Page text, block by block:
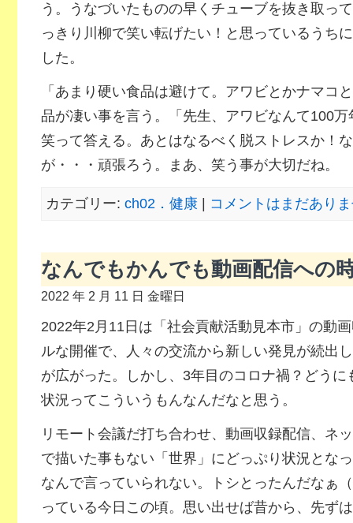
う。うなづいたものの早くチューブを抜き取っ
っきり川柳で笑い転げたい！と思っているうち
した。
「あまり硬い食品は避けて。アワビとかナマコ
品が凄い事を言う。「先生、アワビなんて100
笑って答える。あとはなるべく脱ストレスか！
が・・・頑張ろう。まあ、笑う事が大切だね。
カテゴリー: ch02．健康| コメントはまだあり
なんでもかんでも動画配信への
2022 年 2 月 11 日 金曜日
2022年2月11日は「社会貢献活動見本市」の動
ルな開催で、人々の交流から新しい発見が続出
が広がった。しかし、3年目のコロナ禍？どう
状況ってこういうもんなんだなと思う。
リモート会議だ打ち合わせ、動画収録配信、ネ
で描いた事もない「世界」にどっぷり状況とな
なんで言っていられない。トシとったんだなぁ
っている今日この頃。思い出せば昔から、先ず